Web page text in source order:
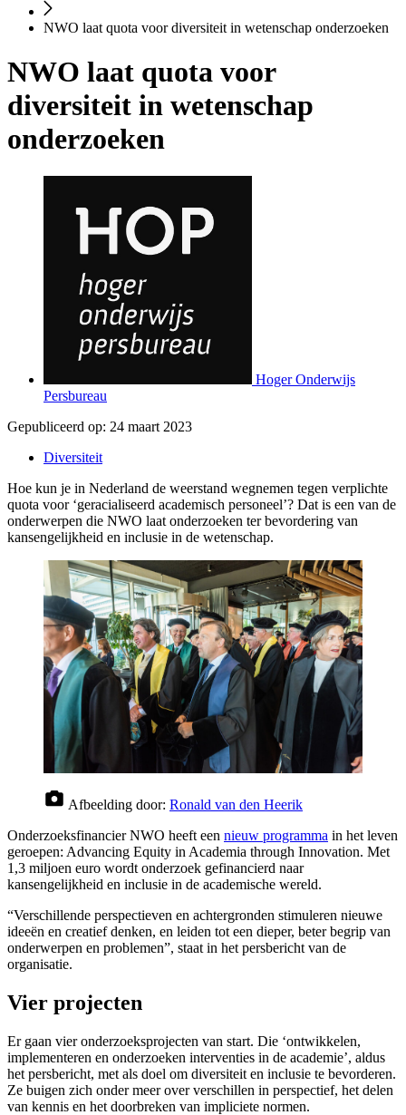
NWO laat quota voor diversiteit in wetenschap onderzoeken
NWO laat quota voor
diversiteit in wetenschap
onderzoeken
Hoger Onderwijs
Persbureau
Gepubliceerd op: 24 maart 2023
Diversiteit
Hoe kun je in Nederland de weerstand wegnemen tegen verplichte
quota voor ‘geracialiseerd academisch personeel’? Dat is een van de
onderwerpen die NWO laat onderzoeken ter bevordering van
kansengelijkheid en inclusie in de wetenschap.
Afbeelding door: Ronald van den Heerik
Onderzoeksfinancier NWO heeft een nieuw programma in het leven
geroepen: Advancing Equity in Academia through Innovation. Met
1,3 miljoen euro wordt onderzoek gefinancierd naar
kansengelijkheid en inclusie in de academische wereld.
“Verschillende perspectieven en achtergronden stimuleren nieuwe
ideeën en creatief denken, en leiden tot een dieper, beter begrip van
onderwerpen en problemen”, staat in het persbericht van de
organisatie.
Vier projecten
Er gaan vier onderzoeksprojecten van start. Die ‘ontwikkelen,
implementeren en onderzoeken interventies in de academie’, aldus
het persbericht, met als doel om diversiteit en inclusie te bevorderen.
Ze buigen zich onder meer over verschillen in perspectief, het delen
van kennis en het doorbreken van impliciete normen.